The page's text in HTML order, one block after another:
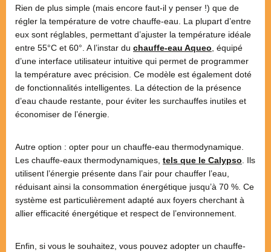
Rien de plus simple (mais encore faut-il y penser !) que de
régler la température de votre chauffe-eau. La plupart d’entre
eux sont réglables, permettant d’ajuster la température idéale
entre 55°C et 60°. A l’instar du chauffe-eau Aqueo , équipé
d’une interface utilisateur intuitive qui permet de programmer
la température avec précision. Ce modèle est également doté
de fonctionnalités intelligentes. La détection de la présence
d’eau chaude restante, pour éviter les surchauffes inutiles et
économiser de l’énergie​​.
Autre option : opter pour un chauffe-eau thermodynamique.
Les chauffe-eaux thermodynamiques, tels que le Calypso . Ils
utilisent l’énergie présente dans l’air pour chauffer l’eau,
réduisant ainsi la consommation énergétique jusqu’à 70 %. Ce
système est particulièrement adapté aux foyers cherchant à
allier efficacité énergétique et respect de l’environnement​.
Enfin, si vous le souhaitez, vous pouvez adopter un chauffe-